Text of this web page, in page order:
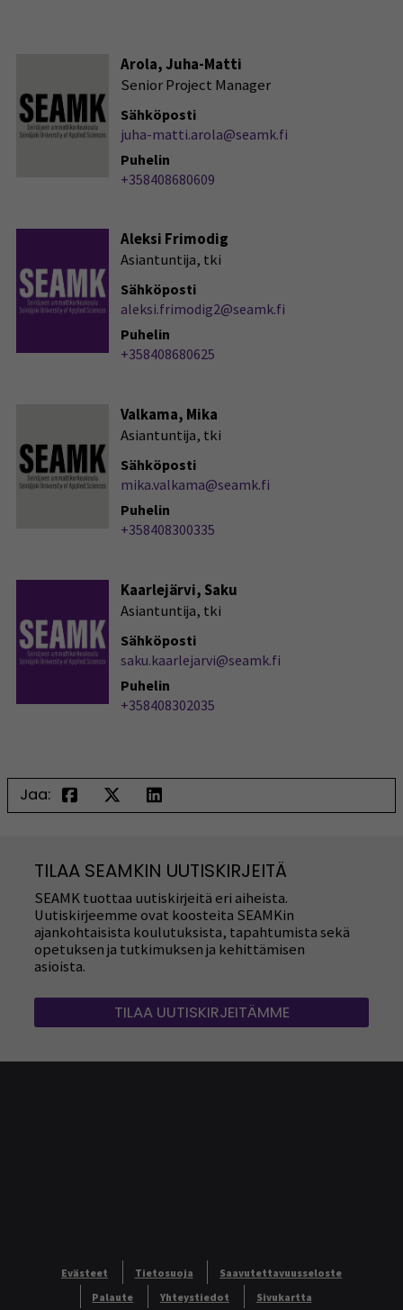
Arola, Juha-Matti
Senior Project Manager
Sähköposti
juha-matti.arola@seamk.fi
Puhelin
+358408680609
Aleksi Frimodig
Asiantuntija, tki
Sähköposti
aleksi.frimodig2@seamk.fi
Puhelin
+358408680625
Valkama, Mika
Asiantuntija, tki
Sähköposti
mika.valkama@seamk.fi
Puhelin
+358408300335
Kaarlejärvi, Saku
Asiantuntija, tki
Sähköposti
saku.kaarlejarvi@seamk.fi
Puhelin
+358408302035
Jaa:
TILAA SEAMKIN UUTISKIRJEITÄ
SEAMK tuottaa uutiskirjeitä eri aiheista.
Uutiskirjeemme ovat koosteita SEAMKin
ajankohtaisista koulutuksista, tapahtumista sekä
opetuksen ja tutkimuksen ja kehittämisen
asioista.
TILAA UUTISKIRJEITÄMME
Evästeet Tietosuoja
Saavutettavuusseloste
Palaute
Yhteystiedot Sivukartta